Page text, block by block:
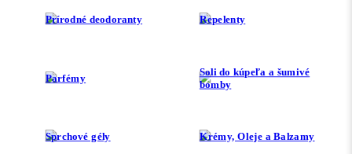
Prírodné deodoranty Repelenty
Parfémy
Soli do kúpeľa a šumivé
bomby
Sprchové gély Krémy, Oleje a Balzamy